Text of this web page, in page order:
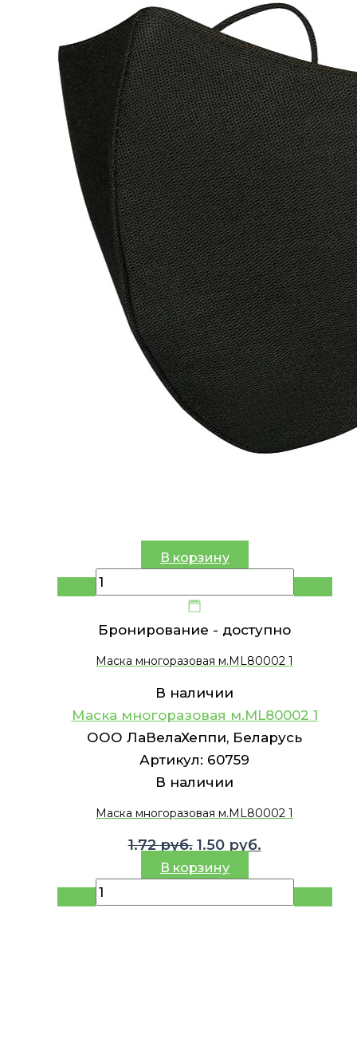
В корзину
Бронирование - доступно
Маска многоразовая м.ML80002 1
В наличии
Маска многоразовая м.ML80002 1
ООО ЛаВелаХеппи, Беларусь
Артикул: 60759
В наличии
Маска многоразовая м.ML80002 1
1.72руб. Первоначальная
цена
1.72 руб..
1.50 руб.Текущая
1.50 руб..
В корзину